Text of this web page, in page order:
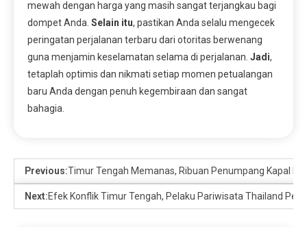
mewah dengan harga yang masih sangat terjangkau bagi
dompet Anda. Selain itu, pastikan Anda selalu mengecek
peringatan perjalanan terbaru dari otoritas berwenang
guna menjamin keselamatan selama di perjalanan. Jadi,
tetaplah optimis dan nikmati setiap momen petualangan
baru Anda dengan penuh kegembiraan dan sangat
bahagia.
Previous:Timur Tengah Memanas, Ribuan Penumpang Kapal
Next:Efek Konflik Timur Tengah, Pelaku Pariwisata Thailand